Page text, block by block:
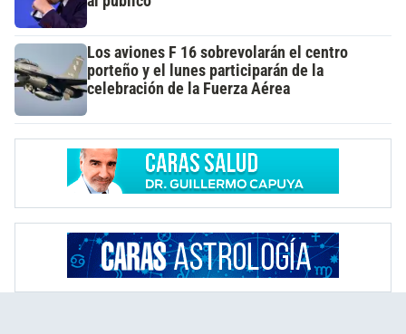
Los aviones F 16 sobrevolarán el centro
porteño y el lunes participarán de la
celebración de la Fuerza Aérea